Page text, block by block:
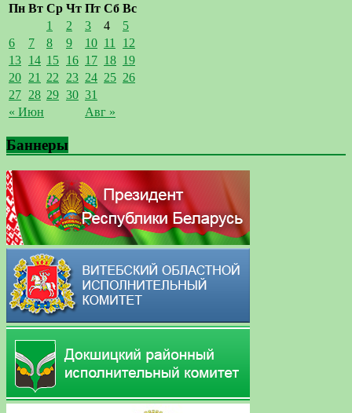
Пн Вт Ср Чт Пт Сб Вс
« Июн Авг »
1 2 3 4
5
6
7 8 9 10 11
12
13 14 15 16 17 18 19
20 21 22 23 24 25 26
27 28 29 30 31
Баннеры